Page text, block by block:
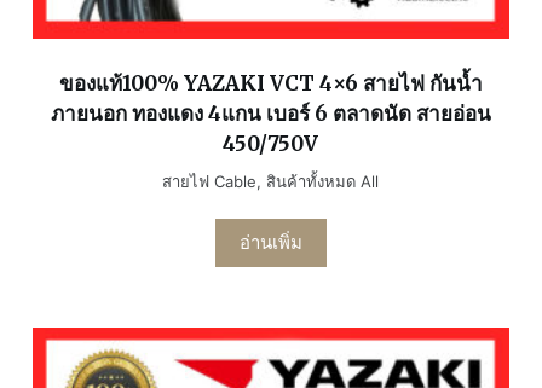
ของแท้100% YAZAKI VCT 4×6 สายไฟ กันน้ำ
ภายนอก ทองแดง 4แกน เบอร์ 6 ตลาดนัด สายอ่อน
450/750V
สายไฟ Cable, สินค้าทั้งหมด All
อ่านเพิ่ม